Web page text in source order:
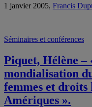
1 janvier 2005, Francis
Séminaires et conférences
Piquet, Hélène
mondialisation
femmes et droits
Amériques ».